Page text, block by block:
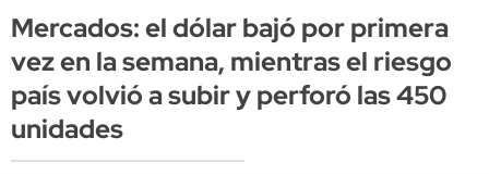
Mercados: el dólar bajó por primera
vez en la semana, mientras el riesgo
país volvió a subir y perforó las 450
unidades